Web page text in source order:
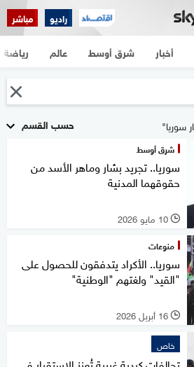
راديو مباشر
أخبار شرق أوسط عالم رياضة
حسب القسم
شرق أوسط
سوريا.. تجريد بشار وماهر الأسد من
حقوقهما المدنية
l 10 مايو 2026
منوعات
سوريا.. الأكراد يتدفقون للحصول على
"القيد" ولغتهم "الوطنية"
l 16 أبريل 2026
خاص